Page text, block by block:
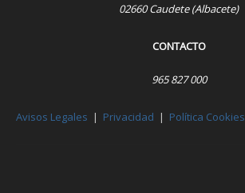
02660 Caudete (Albacete)
CONTACTO
965 827 000
Avisos Legales | Privacidad | Política Cookies